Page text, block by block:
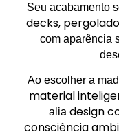
Seu acabamento
decks,
com aparência
Ao escolher a
material
alia design
consciência